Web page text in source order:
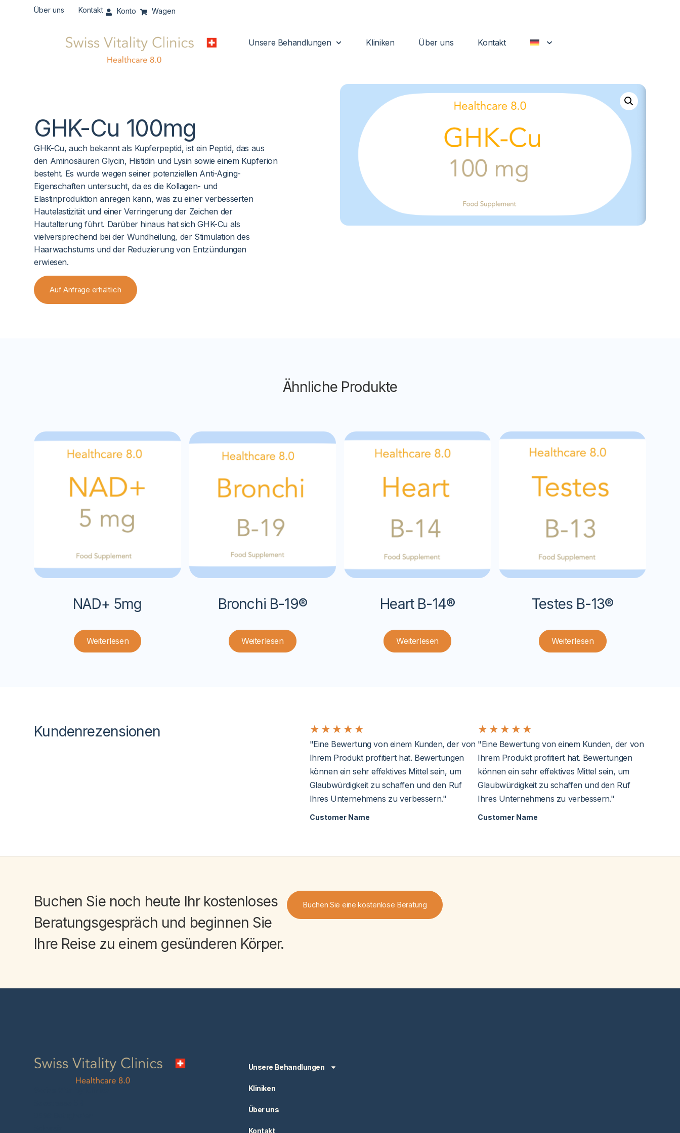
Über uns Kontakt Konto Wagen
Unsere Behandlungen Kliniken Über uns Kontakt
GHK-Cu 100mg
GHK-Cu, auch bekannt als Kupferpeptid, ist ein Peptid, das aus
den Aminosäuren Glycin, Histidin und Lysin sowie einem Kupferion
besteht. Es wurde wegen seiner potenziellen Anti-Aging-
Eigenschaften untersucht, da es die Kollagen- und
Elastinproduktion anregen kann, was zu einer verbesserten
Hautelastizität und einer Verringerung der Zeichen der
Hautalterung führt. Darüber hinaus hat sich GHK-Cu als
vielversprechend bei der Wundheilung, der Stimulation des
Haarwachstums und der Reduzierung von Entzündungen
erwiesen.
Auf Anfrage erhältlich
Ähnliche Produkte
NAD+ 5mg
Weiterlesen
Bronchi B-19®
Weiterlesen
Heart B-14®
Weiterlesen
Testes B-13®
Weiterlesen
Kundenrezensionen ★ ★ ★ ★ ★
"Eine Bewertung von einem Kunden, der von
Ihrem Produkt profitiert hat. Bewertungen
können ein sehr effektives Mittel sein, um
Glaubwürdigkeit zu schaffen und den Ruf
Ihres Unternehmens zu verbessern."
Customer Name
★ ★ ★ ★ ★
"Eine Bewertung von einem Kunden, der von
Ihrem Produkt profitiert hat. Bewertungen
können ein sehr effektives Mittel sein, um
Glaubwürdigkeit zu schaffen und den Ruf
Ihres Unternehmens zu verbessern."
Customer Name
Buchen Sie noch heute Ihr kostenloses
Beratungsgespräch und beginnen Sie
Ihre Reise zu einem gesünderen Körper.
Buchen Sie eine kostenlose Beratung
Unsere Behandlungen
Kliniken
Über uns
Kontakt